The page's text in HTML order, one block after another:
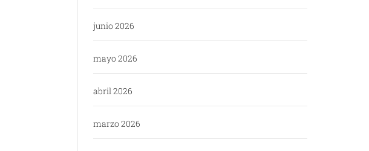
junio 2026
mayo 2026
abril 2026
marzo 2026